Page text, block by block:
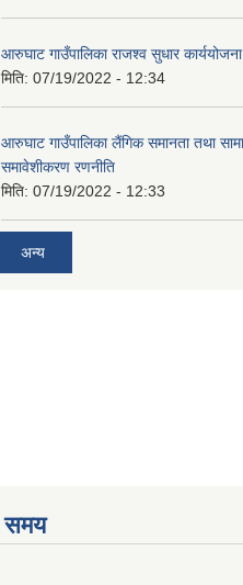
आरुघाट गाउँपालिका राजश्व सुधार कार्ययोजना
मिति: 07/19/2022 - 12:34
आरुघाट गाउँपालिका लैंगिक समानता तथा
समावेशीकरण रणनीति
मिति: 07/19/2022 - 12:33
अन्य
समय